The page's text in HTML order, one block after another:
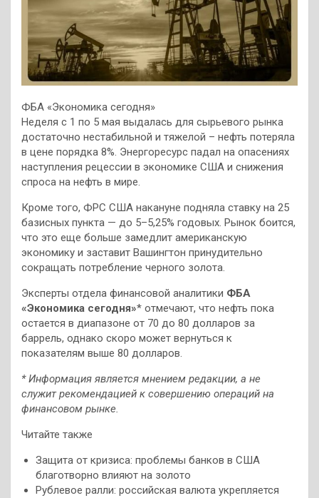
ФБА «Экономика сегодня»
Неделя с 1 по 5 мая выдалась для сырьевого рынка
достаточно нестабильной и тяжелой – нефть потеряла
в цене порядка 8%. Энергоресурс падал на опасениях
наступления рецессии в экономике США и снижения
спроса на нефть в мире.
Кроме того, ФРС США накануне подняла ставку на 25
базисных пункта — до 5–5,25% годовых. Рынок боится,
что это еще больше замедлит американскую
экономику и заставит Вашингтон принудительно
сокращать потребление черного золота.
Эксперты отдела финансовой аналитики ФБА
«Экономика сегодня»* отмечают, что нефть пока
остается в диапазоне от 70 до 80 долларов за
баррель, однако скоро может вернуться к
показателям выше 80 долларов.
* Информация является мнением редакции, а не
служит рекомендацией к совершению операций на
финансовом рынке.
Читайте также
Защита от кризиса: проблемы банков в США
благотворно влияют на золото
Рублевое ралли: российская валюта укрепляется